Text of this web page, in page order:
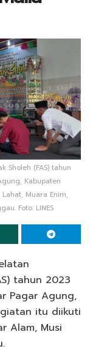
Sholeh (FAS) tahun
Kabupaten
Muara Enim,
Foto: LINES
tahun 2023
Pagar Agung,
itu diikuti
Alam, Musi